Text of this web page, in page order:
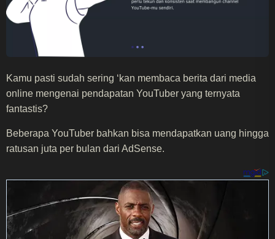
Kamu pasti sudah sering ‘kan membaca berita dari media
online mengenai pendapatan YouTuber yang ternyata
fantastis?
Beberapa YouTuber bahkan bisa mendapatkan uang hingga
ratusan juta per bulan dari AdSense.